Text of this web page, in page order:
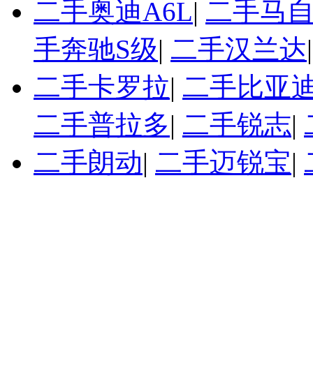
二手奥迪A6L| 二手马
手奔驰S级| 二手汉兰达
二手卡罗拉| 二手比亚
二手普拉多| 二手锐志|
二手朗动| 二手迈锐宝|